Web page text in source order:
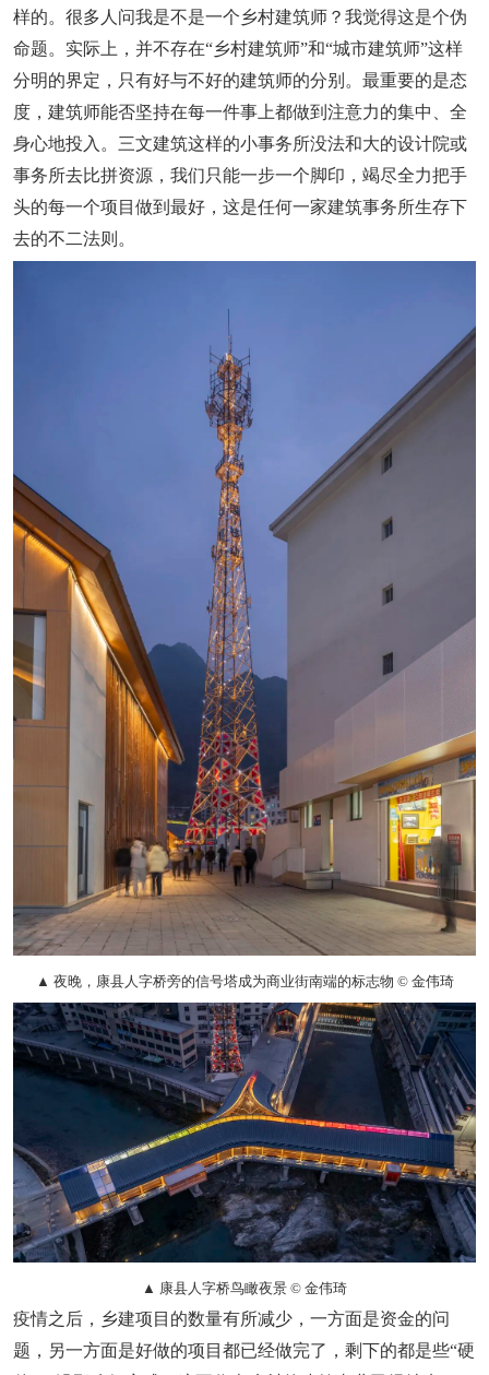
样的。很多人问我是不是一个乡村建筑师？我觉得这是个伪
命题。 实际上，并不存在“乡村建筑师”和“城市建筑师”这样
分明的界定，只有好与不好的建筑师的分别。 最重要的是态
度，建筑师能否坚持在每一件事上都做到注意力的集中、全
身心地投入。三文建筑这样的小事务所没法和大的设计院或
事务所去比拼资源，我们只能一步一个脚印，竭尽全力把手
头的每一个项目做到最好，这是任何一家建筑事务所生存下
去的不二法则。
▲ 夜晚，康县人字桥旁的信号塔成为商业街南端的标志物 © 金伟琦
▲ 康县人字桥鸟瞰夜景 © 金伟琦
疫情之后，乡建项目的数量有所减少，一方面是资金的问
题，另一方面是好做的项目都已经做完了，剩下的都是些“硬